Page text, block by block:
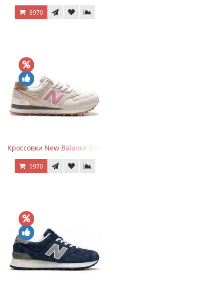
8970
Кроссовки New Balance 574 Power Beige Pink
9970